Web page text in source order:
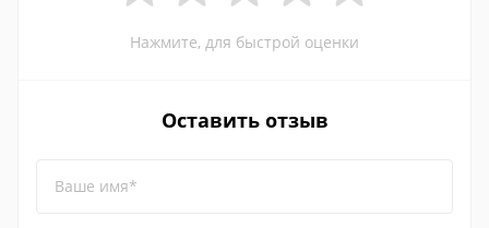
Нажмите, для быстрой оценки
Оставить отзыв
Ваше имя*